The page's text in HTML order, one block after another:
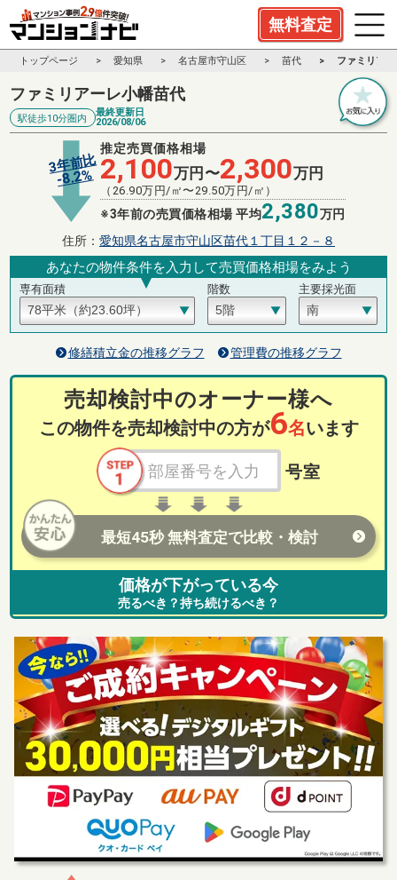
無料査定
トップページ 愛知県 名古屋市守山区 苗代 ファミリア
ファミリアーレ小幡苗代
駅徒歩10分圏内
最終更新日
2026/08/06
3年前比
-8.2%
推定売買価格相場
2,100万円〜2,300万円
（ 26.90万円/㎡〜29.50万円/㎡）
※3年前の売買価格相場 平均2,380万円
住所： 愛知県名古屋市守山区苗代１丁目１２－８
あなたの物件条件を入力して売買価格相場をみよう
専有面積 階数 主要採光面
修繕積立金の推移グラフ 管理費の推移グラフ
売却検討中のオーナー様へ
この物件を売却検討中の方が6名います
号室
最短45秒 無料査定で比較・検討
価格が下がっている今
売るべき？持ち続けるべき？